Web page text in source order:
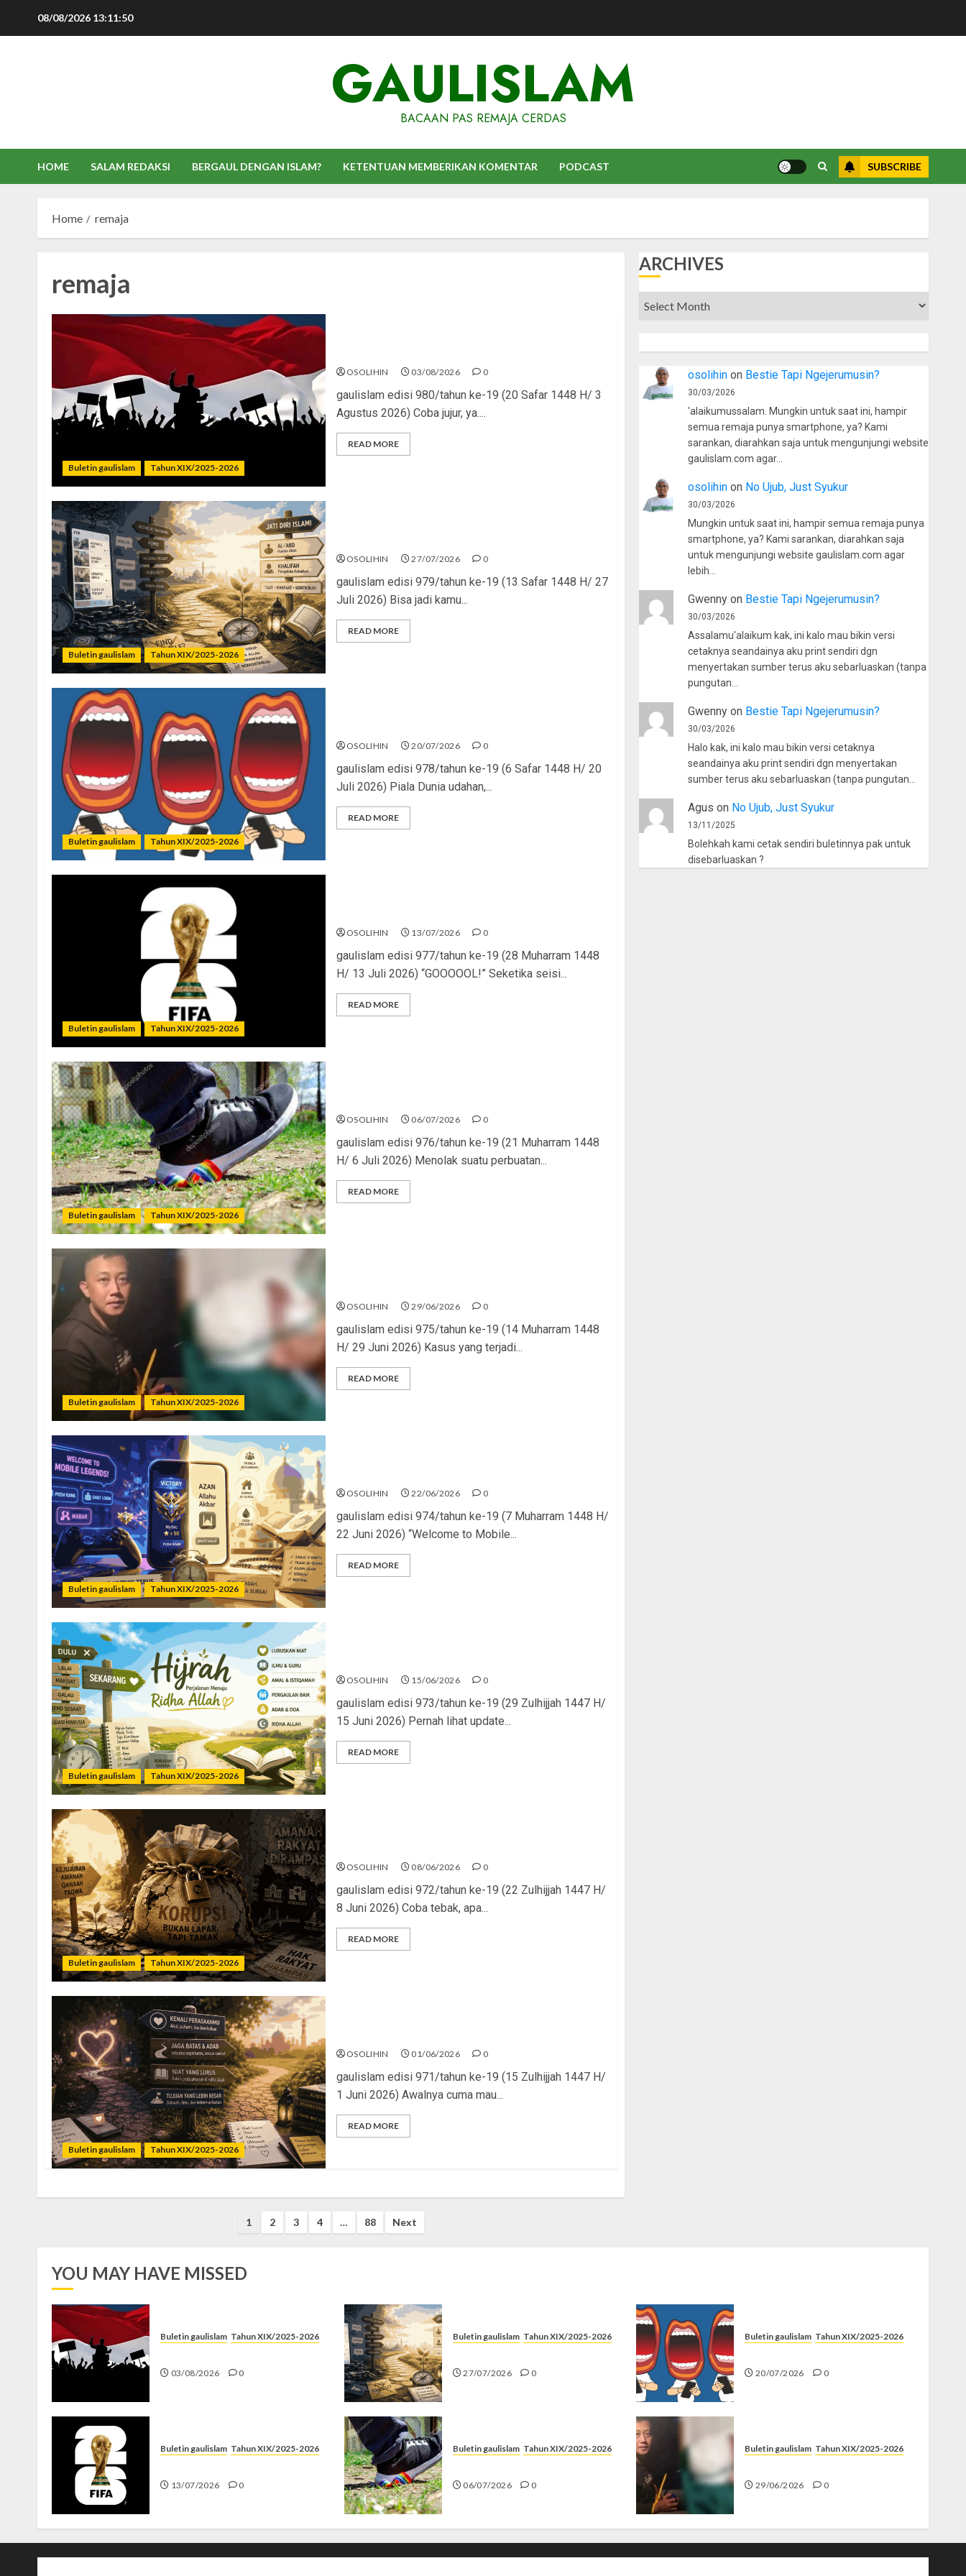
08/08/2026 13:11:51
GAULISLAM
BACAAN PAS REMAJA CERDAS
HOME SALAM REDAKSI BERGAUL DENGAN ISLAM? KETENTUAN MEMBERIKAN KOMENTAR PODCAST SUBSCRIBE
Home remaja
remaja
Buletin gaulislam Tahun XIX/2025-2026
OSOLIHIN 03/08/2026 0
gaulislam edisi 980/tahun ke-19 (20 Safar 1448 H/ 3
Agustus 2026) Coba jujur, ya....
READ MORE
Buletin gaulislam Tahun XIX/2025-2026
OSOLIHIN 27/07/2026 0
gaulislam edisi 979/tahun ke-19 (13 Safar 1448 H/ 27
Juli 2026) Bisa jadi kamu...
READ MORE
Buletin gaulislam Tahun XIX/2025-2026
OSOLIHIN 20/07/2026 0
gaulislam edisi 978/tahun ke-19 (6 Safar 1448 H/ 20
Juli 2026) Piala Dunia udahan,...
READ MORE
Buletin gaulislam Tahun XIX/2025-2026
OSOLIHIN 13/07/2026 0
gaulislam edisi 977/tahun ke-19 (28 Muharram 1448
H/ 13 Juli 2026) “GOOOOOL!” Seketika seisi...
READ MORE
Buletin gaulislam Tahun XIX/2025-2026
OSOLIHIN 06/07/2026 0
gaulislam edisi 976/tahun ke-19 (21 Muharram 1448
H/ 6 Juli 2026) Menolak suatu perbuatan...
READ MORE
Buletin gaulislam Tahun XIX/2025-2026
OSOLIHIN 29/06/2026 0
gaulislam edisi 975/tahun ke-19 (14 Muharram 1448
H/ 29 Juni 2026) Kasus yang terjadi...
READ MORE
Buletin gaulislam Tahun XIX/2025-2026
OSOLIHIN 22/06/2026 0
gaulislam edisi 974/tahun ke-19 (7 Muharram 1448 H/
22 Juni 2026) “Welcome to Mobile...
READ MORE
Buletin gaulislam Tahun XIX/2025-2026
OSOLIHIN 15/06/2026 0
gaulislam edisi 973/tahun ke-19 (29 Zulhijjah 1447 H/
15 Juni 2026) Pernah lihat update...
READ MORE
Buletin gaulislam Tahun XIX/2025-2026
OSOLIHIN 08/06/2026 0
gaulislam edisi 972/tahun ke-19 (22 Zulhijjah 1447 H/
8 Juni 2026) Coba tebak, apa...
READ MORE
Buletin gaulislam Tahun XIX/2025-2026
OSOLIHIN 01/06/2026 0
gaulislam edisi 971/tahun ke-19 (15 Zulhijjah 1447 H/
1 Juni 2026) Awalnya cuma mau...
READ MORE
1 2 3 4 … 88 Next
ARCHIVES
Archives
osolihinon Bestie Tapi Ngejerumusin?
30/03/2026
'alaikumussalam. Mungkin untuk saat ini, hampir
semua remaja punya smartphone, ya? Kami
sarankan, diarahkan saja untuk mengunjungi website
gaulislam.com agar…
osolihinon No Ujub, Just Syukur
30/03/2026
Mungkin untuk saat ini, hampir semua remaja punya
smartphone, ya? Kami sarankan, diarahkan saja
untuk mengunjungi website gaulislam.com agar
lebih…
Gwennyon Bestie Tapi Ngejerumusin?
30/03/2026
Assalamu'alaikum kak, ini kalo mau bikin versi
cetaknya seandainya aku print sendiri dgn
menyertakan sumber terus aku sebarluaskan (tanpa
pungutan…
Gwennyon Bestie Tapi Ngejerumusin?
30/03/2026
Halo kak, ini kalo mau bikin versi cetaknya
seandainya aku print sendiri dgn menyertakan
sumber terus aku sebarluaskan (tanpa pungutan…
Agus on No Ujub, Just Syukur
13/11/2025
Bolehkah kami cetak sendiri buletinnya pak untuk
disebarluaskan ?
YOU MAY HAVE MISSED
Buletin gaulislam Tahun XIX/2025-2026
03/08/2026 0
Buletin gaulislam Tahun XIX/2025-2026
27/07/2026 0
Buletin gaulislam Tahun XIX/2025-2026
20/07/2026 0
Buletin gaulislam Tahun XIX/2025-2026
13/07/2026 0
Buletin gaulislam Tahun XIX/2025-2026
06/07/2026 0
Buletin gaulislam Tahun XIX/2025-2026
29/06/2026 0